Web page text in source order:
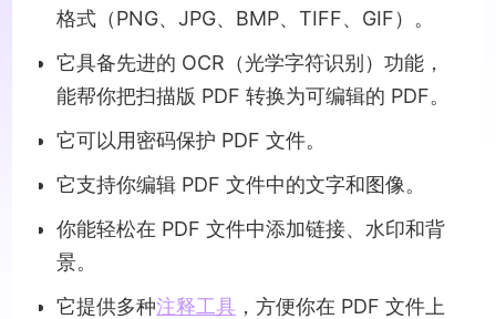
格式（PNG、JPG、BMP、TIFF、GIF）。
它具备先进的 OCR（光学字符识别）功能，
能帮你把扫描版 PDF 转换为可编辑的 PDF。
它可以用密码保护 PDF 文件。
它支持你编辑 PDF 文件中的文字和图像。
你能轻松在 PDF 文件中添加链接、水印和背
景。
它提供多种注释工具 ，方便你在 PDF 文件上